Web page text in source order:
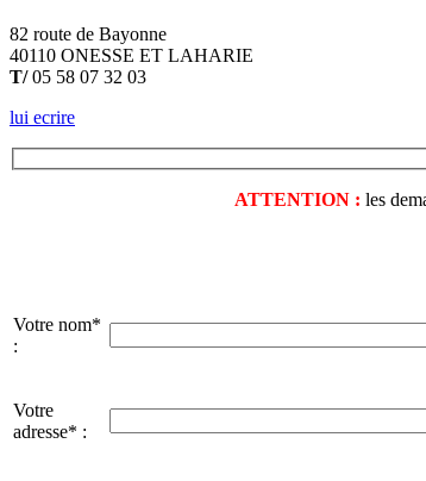
82 route de Bayonne
40110 ONESSE ET LAHARIE
T/05 58 07 32 03
lui ecrire
ATTENTION : les
Votre nom*
:
Votre
adresse* :